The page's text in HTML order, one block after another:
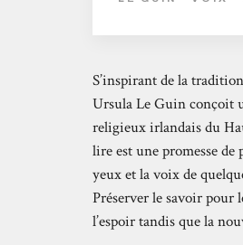
S’inspirant de la
Ursula Le Guin conçoit
religieux irlandais du
lire est une promesse
yeux et la voix de
Préserver le savoir pour
l’espoir tandis que la